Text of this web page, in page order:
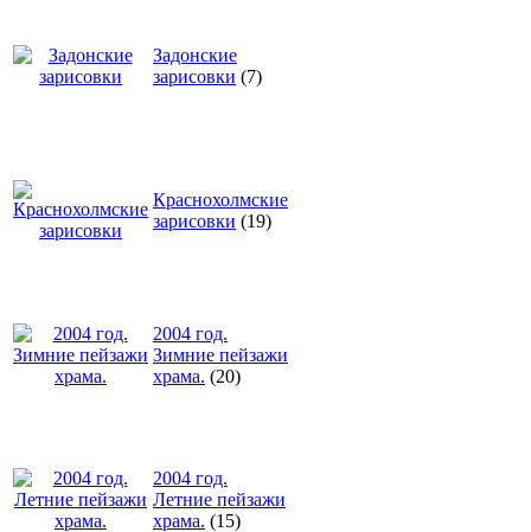
Задонские
зарисовки (7)
Краснохолмские
зарисовки (19)
2004 год.
Зимние пейзажи
храма. (20)
2004 год.
Летние пейзажи
храма. (15)